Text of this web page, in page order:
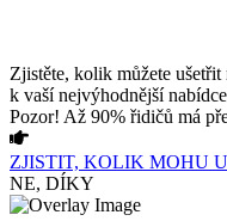
Zjistěte, kolik můžete
k vaší nejvýhodnější
Pozor! Až 90% řidičů má
ZJISTIT, KOLIK MOHU
NE, DÍKY